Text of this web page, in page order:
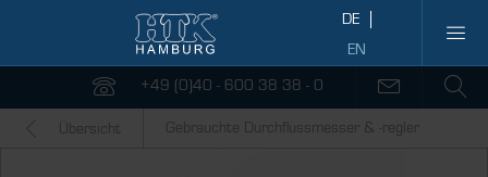
+49 (0)40 - 600 38 38 - 0
Übersicht Gebrauchte Durchflussmesser & -regler